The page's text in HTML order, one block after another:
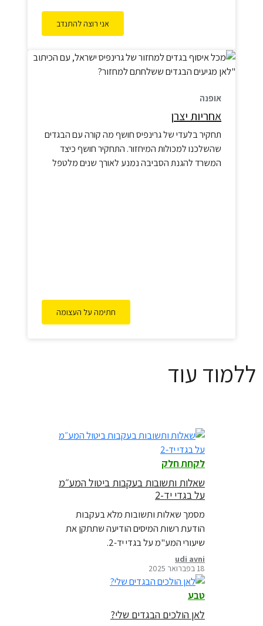
אני רוצה להתנדב
אופנה
אחריות יצרן
תחקיר בלעדי של גרינפיס חושף מה קורה עם הבגדים
שהשלכנו למכולות המיחזור. התחקיר חושף כיצד
המשרד להגנת הסביבה נמנע לאורך שנים מלטפל
חתימה על העצומה
ללמוד עוד
לקחת חלק
שאלות ותשובות בעקבות ביטול המע״מ
על בגדי יד-2
מסמך שאלות ותשובות מלא בעקבות
הודעת רשות המיסים הודיעה שתתקן את
שיעורי המע"מ על בגדי יד-2.
udi avni
18 בפברואר 2025
טבע
לאן הולכים הבגדים שלי?